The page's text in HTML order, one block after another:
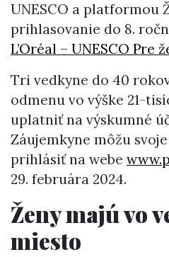
UNESCO a platformou
prihlasovanie do 8.
L’Oréal – UNESCO Pre
Tri vedkyne do 40
odmenu vo výške 21-
uplatniť na výskumné
Záujemkyne môžu
prihlásiť na webe
29. februára 2024.
Ženy majú vo
miesto